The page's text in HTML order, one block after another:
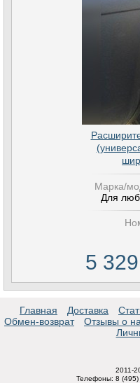
Марка/
Для
5 329
Главная Доставка
Обмен-возврат
Отзывы о
2011-
Телефоны: 8 (495)